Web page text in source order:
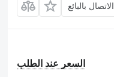
الاتصال بالبائع
السعر عند الطلب